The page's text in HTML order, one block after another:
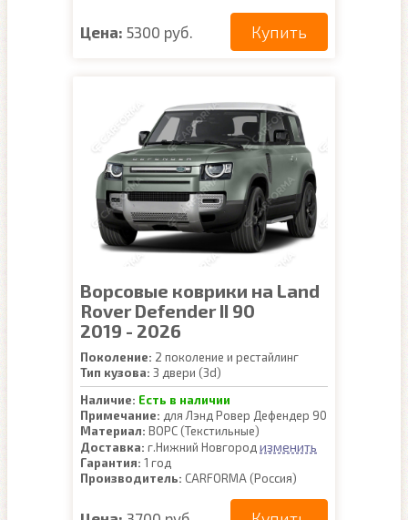
Цена: 5300 руб. Купить
Ворсовые коврики на Land
Rover Defender II 90
2019 - 2026
Поколение: 2 поколение и рестайлинг
Тип кузова: 3 двери (3d)
Наличие: Есть в наличии
Примечание: для Лэнд Ровер Дефендер 90
Материал: ВОРС (Текстильные)
Доставка: г.Нижний Новгород изменить
Гарантия: 1 год
Производитель: CARFORMA (Россия)